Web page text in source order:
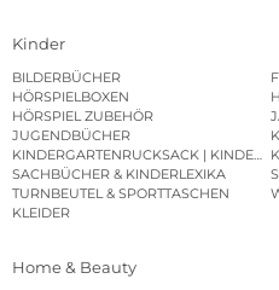
Kinder
BILDERBÜCHER
HÖRSPIELBOXEN
HÖRSPIEL ZUBEHÖR
JUGENDBÜCHER
SACHBÜCHER & KINDERLEXIKA
TURNBEUTEL & SPORTTASCHEN
KLEIDER
Home & Beauty